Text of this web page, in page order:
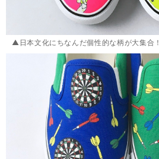
▲日本文化にちなんだ個性的な柄が大集合！